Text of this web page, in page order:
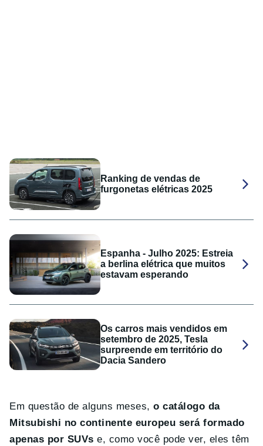
Ranking de vendas de
furgonetas elétricas 2025
Espanha - Julho 2025: Estreia
a berlina elétrica que muitos
estavam esperando
Os carros mais vendidos em
setembro de 2025, Tesla
surpreende em território do
Dacia Sandero
Em questão de alguns meses,o catálogo da
Mitsubishi no continente europeu será formado
apenas por SUVs e, como você pode ver, eles têm